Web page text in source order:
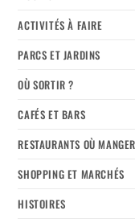
ACTIVITÉS À FAIRE
PARCS ET JARDINS
OÙ SORTIR ?
CAFÉS ET BARS
RESTAURANTS OÙ
SHOPPING ET MARCHÉS
HISTOIRES